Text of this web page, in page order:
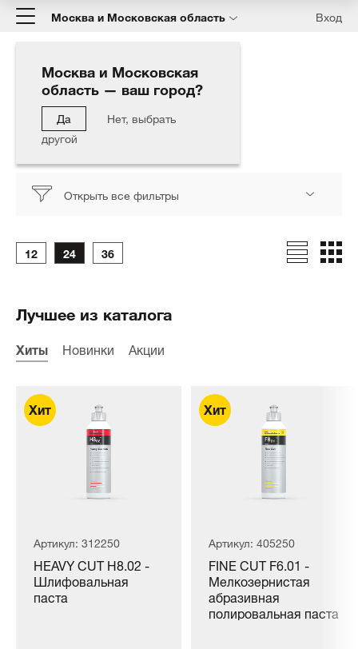
Москва и Московская область
Москва и Московская
область — ваш город?
Да
Нет, выбрать
другой
Вход
Главная Каталог Оборудование
Системы Дозации Химии
Seko дозатор
Открыть все фильтры
12 24 36
Лучшее из каталога
Хиты Новинки Акции
Артикул: 312250
HEAVY CUT H8.02 -
Шлифовальная
паста
Артикул: 405250
FINE CUT F6.01 -
Мелкозернистая
абразивная
полировальная паста